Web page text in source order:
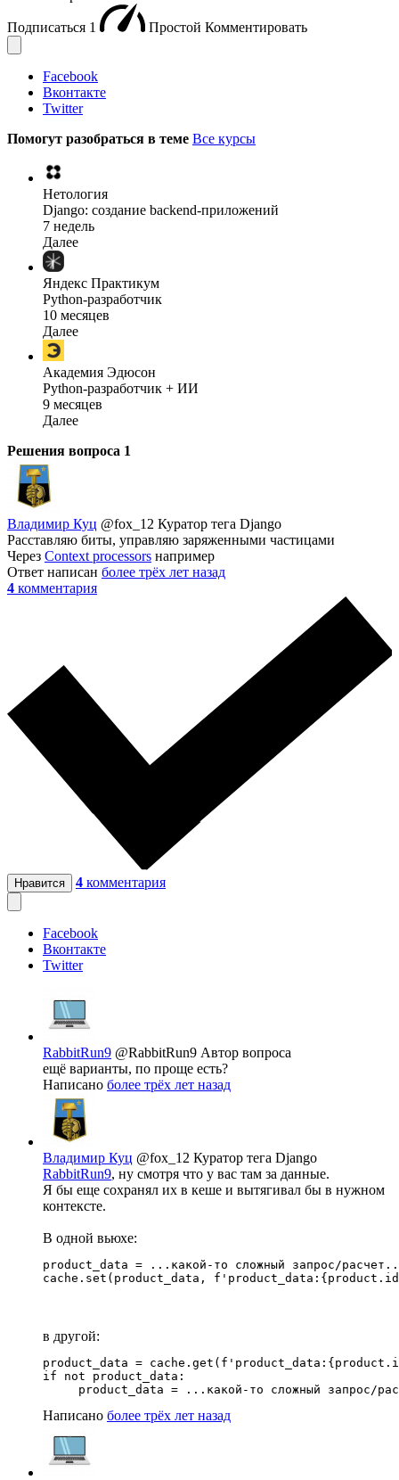
Подписаться 1 Простой Комментировать
Facebook
Вконтакте
Twitter
Помогут разобраться в теме Все курсы
Нетология
Django: создание backend-приложений
7 недель
Далее
Яндекс Практикум
Python-разработчик
10 месяцев
Далее
Академия Эдюсон
Python-разработчик + ИИ
9 месяцев
Далее
Решения вопроса 1
Владимир Куц @fox_12 Куратор тега Django
Расставляю биты, управляю заряженными частицами
Через Context processors например
Ответ написан более трёх лет назад
4 комментария
Нравится 4 комментария
Facebook
Вконтакте
Twitter
RabbitRun9 @RabbitRun9 Автор вопроса
ещё варианты, по проще есть?
Написано более трёх лет назад
Владимир Куц @fox_12 Куратор тега Django
RabbitRun9, ну смотря что у вас там за данные.
Я бы еще сохранял их в кеше и вытягивал бы в нужном
контексте.
В одной вьюхе:
product_data = ...какой-то сложный запрос/
cache.set(product_data,
в другой:
product_data =
if not product_data:
product_data = ...какой-то сложный запрос/
Написано более трёх лет назад